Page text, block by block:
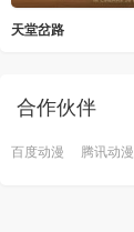
天堂岔路
合作伙伴
百度动漫 腾讯动漫